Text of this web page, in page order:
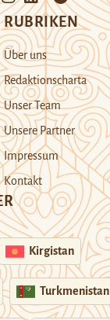
RUBRIKEN
Über uns
Redaktionscharta
Unser Team
Unsere Partner
Impressum
Kontakt
Kirgistan
Turkmenistan